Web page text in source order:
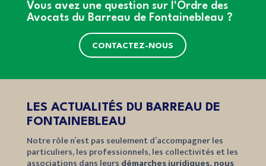
Vous avez une question sur l'Ordre des
Avocats du Barreau de Fontainebleau ?
CONTACTEZ-NOUS
LES ACTUALITÉS DU BARREAU DE
FONTAINEBLEAU
Notre rôle n’est pas seulement d’accompagner les
particuliers, les professionnels, les collectivités et les